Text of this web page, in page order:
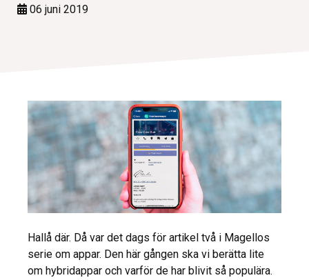
06 juni 2019
Hallå där. Då var det dags för artikel två i Magellos
serie om appar. Den här gången ska vi berätta lite
om hybridappar och varför de har blivit så populära.